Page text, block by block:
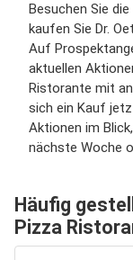
Besuchen Sie die
kaufen Sie Dr.
Auf
aktuellen
Ristorante mit
sich ein Kauf
Aktionen im
nächste Woche
Häufig
Pizza